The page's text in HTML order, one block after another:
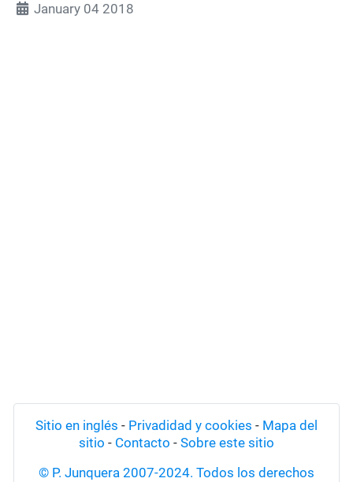
January 04 2018
Sitio en inglés - Privadidad y cookies - Mapa del
sitio - Contacto - Sobre este sitio
© P. Junquera 2007-2024. Todos los derechos